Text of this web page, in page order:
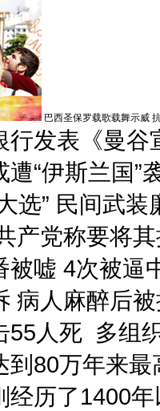
巴西圣保罗载歌载舞示威
行发表《曼
“伊斯兰国”
选” 民间武装
产党称要将
被嘘 4次被逼
病人麻醉后
55人死 多组
到80万年来最
历了1400年